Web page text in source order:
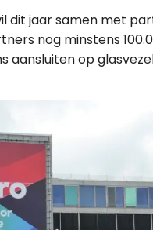
dit jaar samen met
nog minstens
aansluiten op